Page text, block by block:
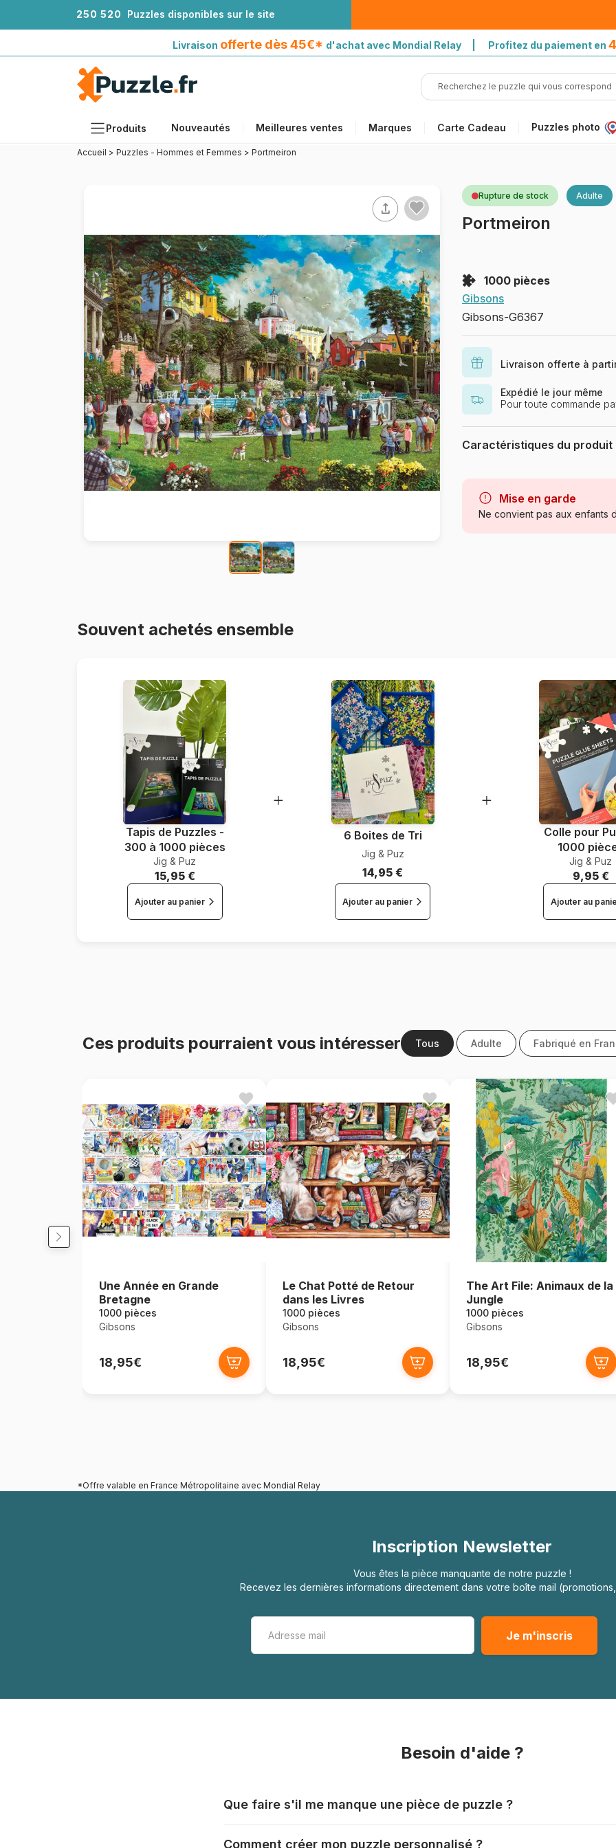
250 520 Puzzles disponibles sur le site
Livraison offerte dès 45€* d'achat avec Mondial Relay | Profitez du paiement en
Produits Nouveautés Meilleures ventes Marques Carte Cadeau Puzzles photo
Âges
Artistes
Accessoires
Puzzles en bois
Peinture au numéro
avec Mondial Relay
Accueil > Puzzles - Hommes et Femmes > Portmeiron
Rupture de stock Adulte
Portmeiron
1000 pièces
Gibsons
Gibsons-G6367
Livraison offerte à
Expédié le jour même
Pour toute commande
Caractéristiques du produit
Catégorie
Age
Mise en garde
Ne convient pas aux enfants
Souvent achetés ensemble
Tapis de Puzzles -
300 à 1000 pièces
Jig & Puz
15,95 €
Ajouter au panier
6 Boites de Tri
Jig & Puz
14,95 €
Ajouter au panier
Colle pour
1000
Jig & Puz
9,95 €
Ajouter au
Ces produits pourraient vous intéresser Tous Adulte Fabriqué en
Une Année en Grande
Bretagne
1000 pièces
Gibsons
18,95€
Le Chat Potté de Retour
dans les Livres
1000 pièces
Gibsons
18,95€
The Art File: Animaux de la
Jungle
1000 pièces
Gibsons
18,95€
*Offre valable en France Métropolitaine avec Mondial Relay
Inscription Newsletter
Vous êtes la pièce manquante de notre puzzle !
Recevez les dernières informations directement dans votre boîte mail
Besoin d'aide ?
Que faire s'il me manque une pièce de puzzle ?
Comment créer mon puzzle personnalisé ?